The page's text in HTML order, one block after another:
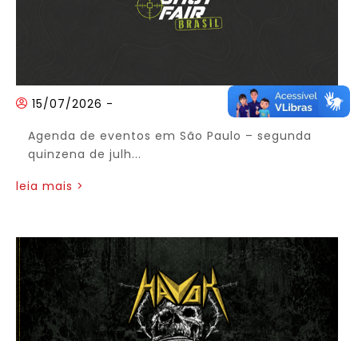
15/07/2026 -
Agenda de eventos em São Paulo – segunda
quinzena de julh...
leia mais >